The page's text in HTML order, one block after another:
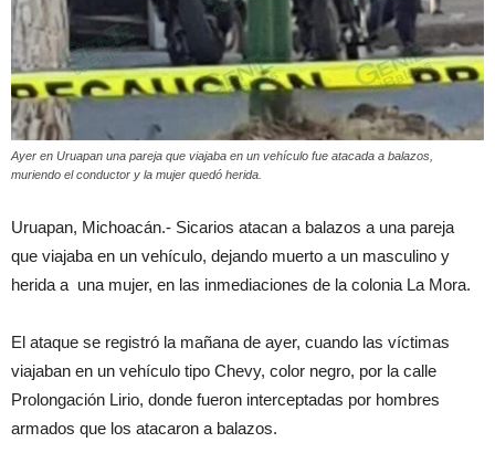
Ayer en Uruapan una pareja que viajaba en un vehículo fue atacada a balazos,
muriendo el conductor y la mujer quedó herida.
Uruapan, Michoacán.- Sicarios atacan a balazos a una pareja
que viajaba en un vehículo, dejando muerto a un masculino y
herida a una mujer, en las inmediaciones de la colonia La Mora.
El ataque se registró la mañana de ayer, cuando las víctimas
viajaban en un vehículo tipo Chevy, color negro, por la calle
Prolongación Lirio, donde fueron interceptadas por hombres
armados que los atacaron a balazos.